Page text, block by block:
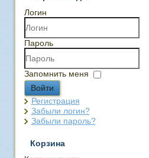
Логин
Пароль
Запомнить меня
Войти
Регистрация
Забыли логин?
Забыли пароль?
Корзина